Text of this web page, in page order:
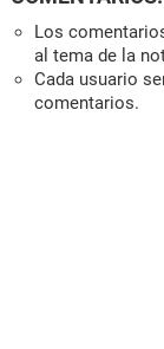
Los
al tema de la
Cada usuario
comentarios.